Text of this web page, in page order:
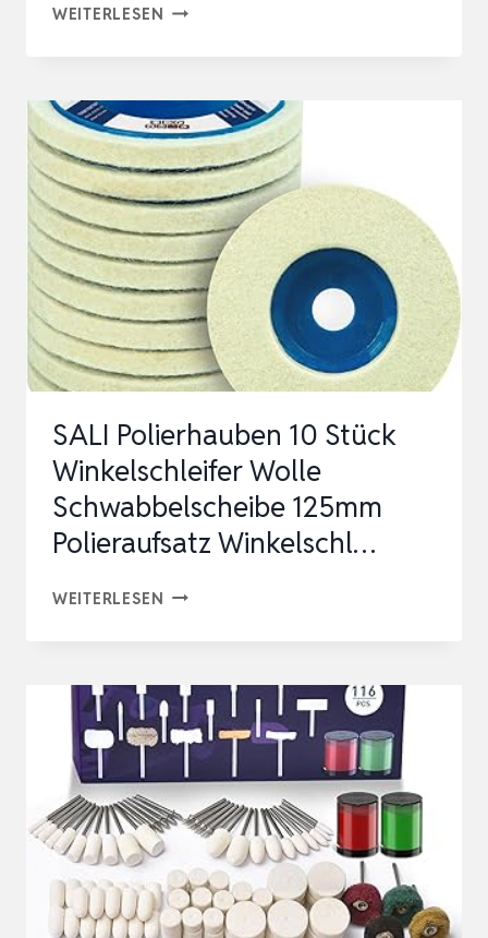
WEITERLESEN 116
POLIERSCHEIBEN
KOMPATIBEL
MIT
DREMEL,
WOLLFILZ
MONTIERTER
DORN
POLIERSET
MIT
SALI Polierhauben 10 Stück
Winkelschleifer Wolle
Schwabbelscheibe 125mm
Polieraufsatz Winkelschl…
WEITERLESEN SALI
STÜCK
WINKELSCHLEIFER
WOLLE
SCHWABBELSCHEIBE
125MM
POLIERAUFSATZ
WINKELSCHL…